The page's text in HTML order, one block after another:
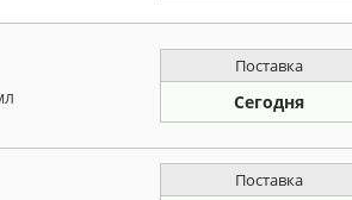
Поставка
Сегодня
Поставка